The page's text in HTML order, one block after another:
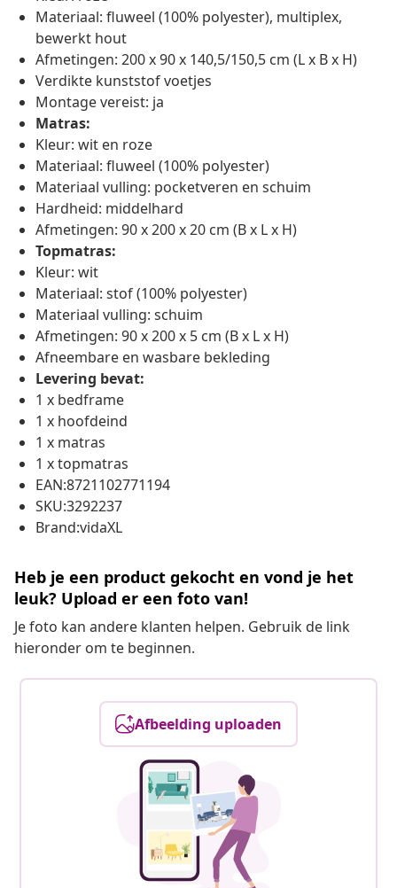
Materiaal: fluweel (100% polyester), multiplex,
bewerkt hout
Afmetingen: 200 x 90 x 140,5/150,5 cm (L x B x H)
Verdikte kunststof voetjes
Montage vereist: ja
Matras:
Kleur: wit en roze
Materiaal: fluweel (100% polyester)
Materiaal vulling: pocketveren en schuim
Hardheid: middelhard
Afmetingen: 90 x 200 x 20 cm (B x L x H)
Topmatras:
Kleur: wit
Materiaal: stof (100% polyester)
Materiaal vulling: schuim
Afmetingen: 90 x 200 x 5 cm (B x L x H)
Afneembare en wasbare bekleding
Levering bevat:
1 x bedframe
1 x hoofdeind
1 x matras
1 x topmatras
EAN:8721102771194
SKU:3292237
Brand:vidaXL
Heb je een product gekocht en vond je het
leuk? Upload er een foto van!
Je foto kan andere klanten helpen. Gebruik de link
hieronder om te beginnen.
Afbeelding uploaden